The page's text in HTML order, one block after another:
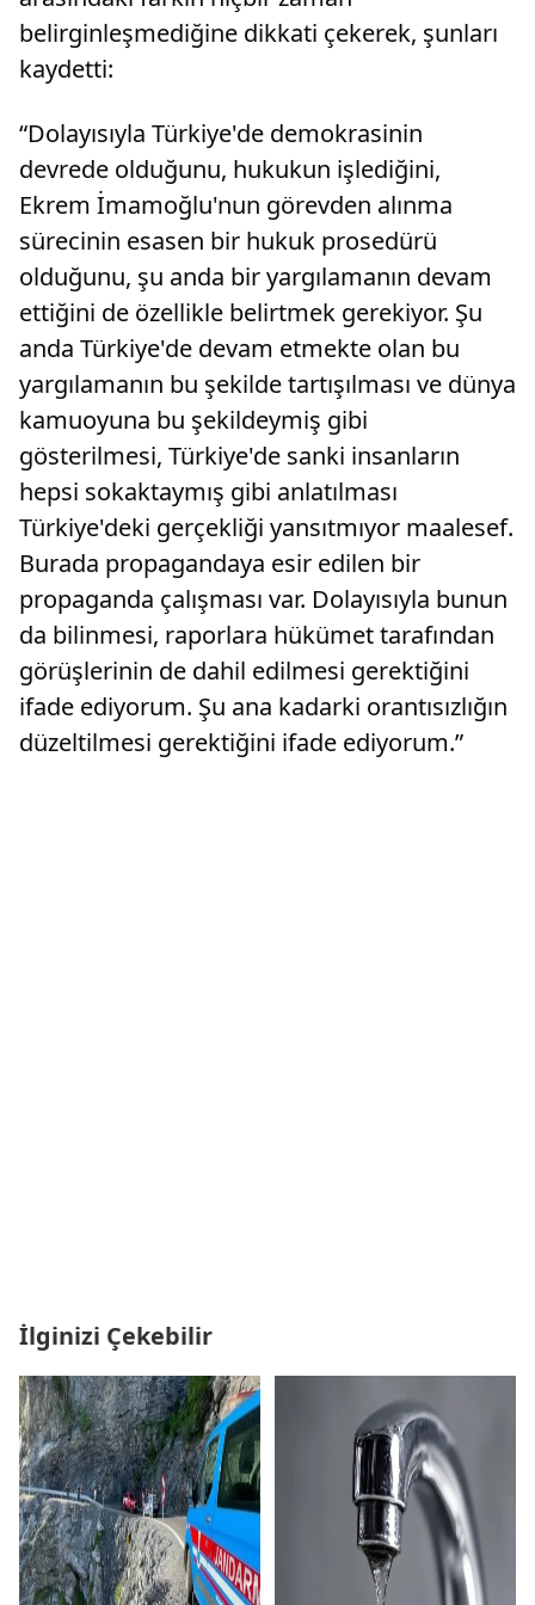
belirginleşmediğine dikkati çekerek, şunları
kaydetti:
“Dolayısıyla Türkiye'de demokrasinin
devrede olduğunu, hukukun işlediğini,
Ekrem İmamoğlu'nun görevden alınma
sürecinin esasen bir hukuk prosedürü
olduğunu, şu anda bir yargılamanın devam
ettiğini de özellikle belirtmek gerekiyor. Şu
anda Türkiye'de devam etmekte olan bu
yargılamanın bu şekilde tartışılması ve dünya
kamuoyuna bu şekildeymiş gibi
gösterilmesi, Türkiye'de sanki insanların
hepsi sokaktaymış gibi anlatılması
Türkiye'deki gerçekliği yansıtmıyor maalesef.
Burada propagandaya esir edilen bir
propaganda çalışması var. Dolayısıyla bunun
da bilinmesi, raporlara hükümet tarafından
görüşlerinin de dahil edilmesi gerektiğini
ifade ediyorum. Şu ana kadarki orantısızlığın
düzeltilmesi gerektiğini ifade ediyorum.”
İlginizi Çekebilir